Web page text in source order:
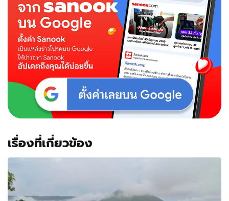
เรื่องที่เกี่ยวข้อง